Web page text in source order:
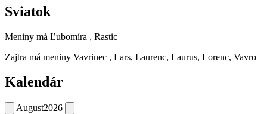
Sviatok
Meniny má Ľubomíra , Rastic
Zajtra má meniny Vavrinec , Lars, Laurenc, Laurus, Lorenc, Vavro
Kalendár
August2026